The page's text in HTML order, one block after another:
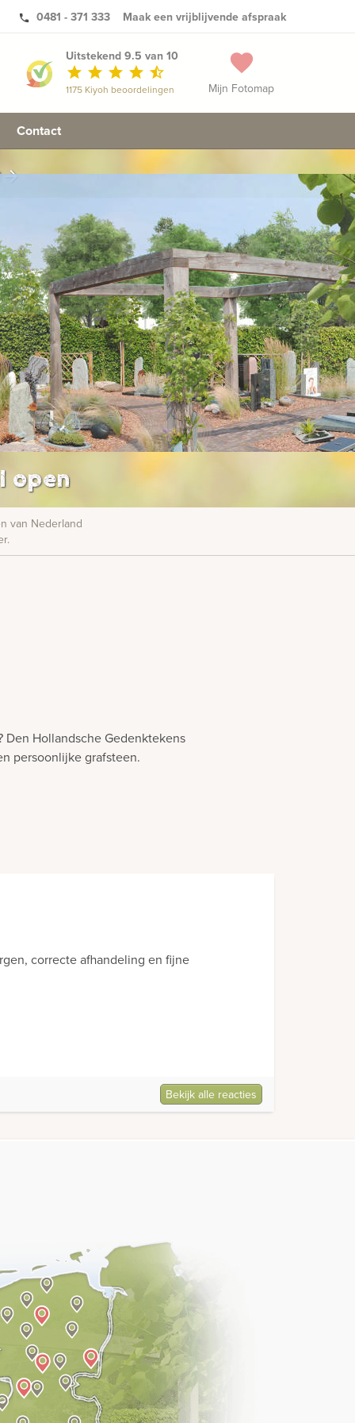
phone 0481 - 371 333 Maak een vrijblijvende afspraak
favorite
Mijn Fotomap
Uitstekend 9.5 van 10
star star star star star_half
1175 Kiyoh beoordelingen
Contact
arrow_forward
open
van Nederland
Hollandsche Gedenktekens
persoonlijke grafsteen.
Bekijk alle reacties
die bij mijn dochter is geplaatst. Wij zijn er